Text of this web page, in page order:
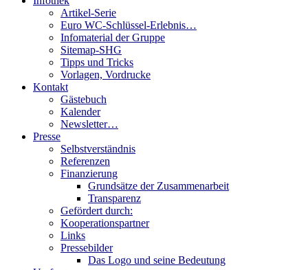
Artikel-Serie
Euro WC-Schlüssel-Erlebnis…
Infomaterial der Gruppe
Sitemap-SHG
Tipps und Tricks
Vorlagen, Vordrucke
Kontakt
Gästebuch
Kalender
Newsletter…
Presse
Selbstverständnis
Referenzen
Finanzierung
Grundsätze der Zusammenarbeit
Transparenz
Gefördert durch:
Kooperationspartner
Links
Pressebilder
Das Logo und seine Bedeutung